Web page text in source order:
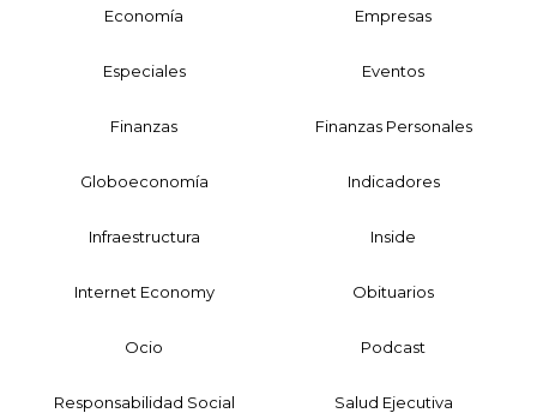
Economía Empresas
Especiales Eventos
Finanzas Finanzas Personales
Globoeconomía Indicadores
Infraestructura Inside
Internet Economy Obituarios
Ocio Podcast
Responsabilidad Social Salud Ejecutiva